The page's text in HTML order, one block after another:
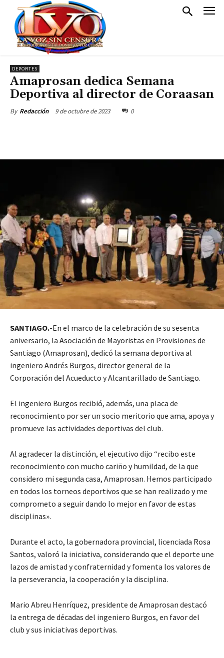
DEPORTES
Amaprosan dedica Semana
Deportiva al director de Coraasan
By Redacción 9 de octubre de 2023 0
SANTIAGO.-En el marco de la celebración de su sesenta
aniversario, la Asociación de Mayoristas en Provisiones de
Santiago (Amaprosan), dedicó la semana deportiva al
ingeniero Andrés Burgos, director general de la
Corporación del Acueducto y Alcantarillado de Santiago.
El ingeniero Burgos recibió, además, una placa de
reconocimiento por ser un socio meritorio que ama, apoya y
promueve las actividades deportivas del club.
Al agradecer la distinción, el ejecutivo dijo “recibo este
reconocimiento con mucho cariño y humildad, de la que
considero mi segunda casa, Amaprosan. Hemos participado
en todos los torneos deportivos que se han realizado y me
comprometo a seguir dando lo mejor en favor de estas
disciplinas».
Durante el acto, la gobernadora provincial, licenciada Rosa
Santos, valoró la iniciativa, considerando que el deporte une
lazos de amistad y confraternidad y fomenta los valores de
la perseverancia, la cooperación y la disciplina.
Mario Abreu Henríquez, presidente de Amaprosan destacó
la entrega de décadas del ingeniero Burgos, en favor del
club y sus iniciativas deportivas.